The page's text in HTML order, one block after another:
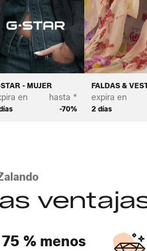
- MUJER- MUJER
en hasta *
-70%
FALDAS &
expira en
2 días
% menos